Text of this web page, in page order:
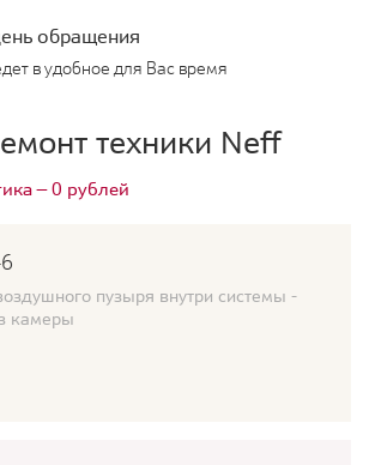
обращения
в удобное для Вас время
техники Neff
— 0 рублей
пузыря внутри системы -
камеры